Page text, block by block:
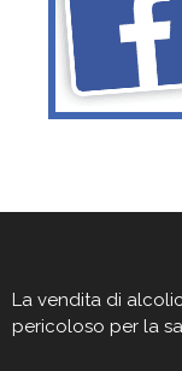
La vendita di
pericoloso per la